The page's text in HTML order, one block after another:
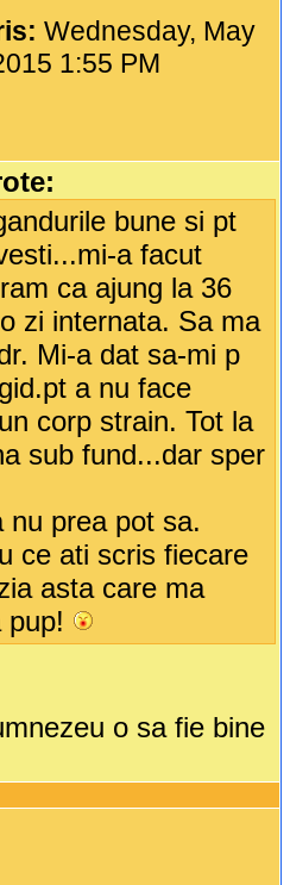
Wednesday, May
1:55 PM
bune si pt
a facut
ca ajung la 36
zi internata. Sa ma
Mi-a dat sa-mi p
a nu face
corp strain. Tot la
sub fund...dar sper
nu prea pot sa.
ce ati scris fiecare
asta care ma
pup!
o sa fie bine